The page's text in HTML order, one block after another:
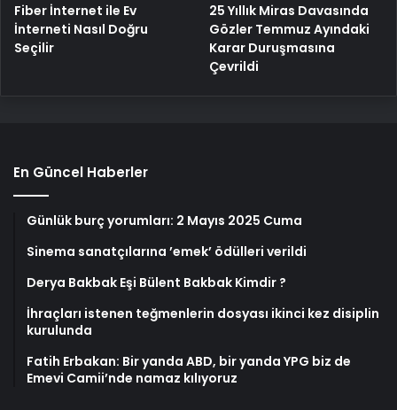
Fiber İnternet ile Ev
İnterneti Nasıl Doğru
Seçilir
25 Yıllık Miras Davasında
Gözler Temmuz Ayındaki
Karar Duruşmasına
Çevrildi
En Güncel Haberler
Günlük burç yorumları: 2 Mayıs 2025 Cuma
Sinema sanatçılarına ’emek’ ödülleri verildi
Derya Bakbak Eşi Bülent Bakbak Kimdir ?
İhraçları istenen teğmenlerin dosyası ikinci kez disiplin
kurulunda
Fatih Erbakan: Bir yanda ABD, bir yanda YPG biz de
Emevi Camii’nde namaz kılıyoruz